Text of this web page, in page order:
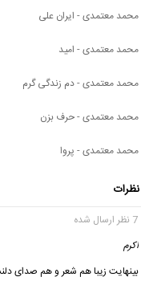
محمد معتمدی - ایران علی
محمد معتمدی - امید
محمد معتمدی - دم زندگی گرم
محمد معتمدی - حرف بزن
محمد معتمدی - پروا
نظرات
7 نظر ارسال شده
اکرم
بینهایت زیبا هم شعر و هم صدای